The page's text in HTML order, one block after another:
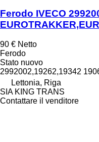
Ferodo IVECO
90 € Netto
Ferodo
Stato nuovo
2992002,19262,19342
Lettonia, Riga
SIA KING TRANS
Contattare il venditore